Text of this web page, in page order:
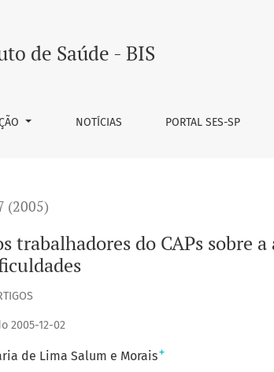
de Saúde - BIS
NOTÍCIAS PORTAL SES-SP
(2005)
do CAPs sobre
2005-12-02
de Lima Salum e Morais+